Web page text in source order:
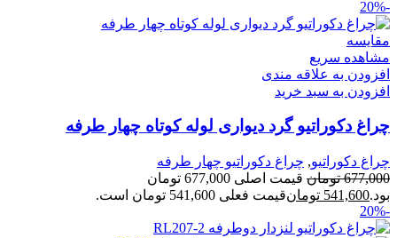
-20%
مقایسه
مشاهده سریع
افزودن به علاقه مندی
افزودن به سبد خرید
چراغ دکوراتیو گرد دیواری لوله کوتاه چهار طرفه
چراغ دکوراتیو, چراغ دکوراتیو چهار طرفه
677,000 تومان
قیمت اصلی 677,000 تومان
بود.541,600 تومانقیمت فعلی 541,600 تومان است.
-20%